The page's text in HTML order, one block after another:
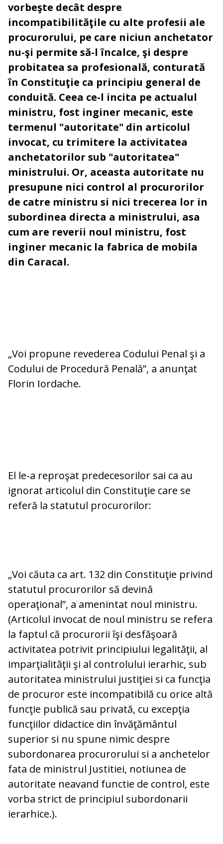
vorbeşte decât despre
incompatibilităţile cu alte profesii ale
procurorului, pe care niciun anchetator
nu-şi permite să-l încalce, şi despre
probitatea sa profesională, conturată
în Constituţie ca principiu general de
conduită. Ceea ce-l incita pe actualul
ministru, fost inginer mecanic, este
termenul "autoritate" din articolul
invocat, cu trimitere la activitatea
anchetatorilor sub "autoritatea"
ministrului. Or, aceasta autoritate nu
presupune nici control al procurorilor
de catre ministru si nici trecerea lor in
subordinea directa a ministrului, asa
cum are reverii noul ministru, fost
inginer mecanic la fabrica de mobila
din Caracal.
„Voi propune revederea Codului Penal şi a
Codului de Procedură Penală”, a anunţat
Florin Iordache.
El le-a reproşat predecesorilor sai ca au
ignorat articolul din Constituţie care se
referă la statutul procurorilor:
„Voi căuta ca art. 132 din Constituţie privind
statutul procurorilor să devină
operaţional”, a amenintat noul ministru.
(Articolul invocat de noul ministru se refera
la faptul că procurorii îşi desfăşoară
activitatea potrivit principiului legalităţii, al
imparţialităţii şi al controlului ierarhic, sub
autoritatea ministrului justiţiei si ca funcţia
de procuror este incompatibilă cu orice altă
funcţie publică sau privată, cu excepţia
funcţiilor didactice din învăţământul
superior si nu spune nimic despre
subordonarea procurorului si a anchetelor
fata de ministrul Justitiei, notiunea de
autoritate neavand functie de control, este
vorba strict de principiul subordonarii
ierarhice.).